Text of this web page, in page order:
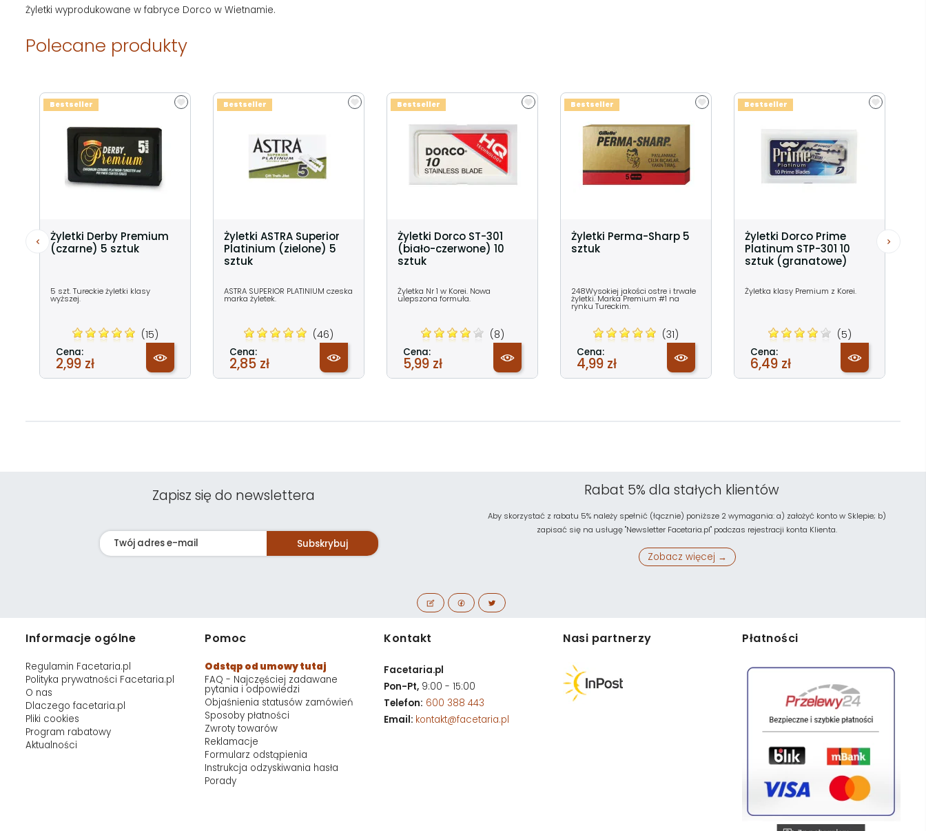
Żyletki wyprodukowane w fabryce Dorco w Wietnamie.
Polecane produkty
Żyletki Derby Premium
(czarne) 5 sztuk
5 szt. Tureckie żyletki klasy
wyższej.
(15)
Cena:
2,99 zł
Bestseller
Żyletki ASTRA Superior
Platinium (zielone) 5
sztuk
ASTRA SUPERIOR PLATINIUM czeska
marka żyletek.
(46)
Cena:
2,85 zł
Bestseller
Żyletki Dorco ST-301
(biało-czerwone) 10
sztuk
Żyletka Nr 1 w Korei. Nowa
ulepszona formuła.
(8)
Cena:
5,99 zł
Bestseller
Żyletki Perma-Sharp 5
sztuk
248Wysokiej jakości ostre i trwałe
żyletki. Marka Premium #1 na
rynku Tureckim.
(31)
Cena:
4,99 zł
Bestseller
Żyletki Dorco Prime
Platinum STP-301 10
sztuk (granatowe)
Żyletka klasy Premium z Korei.
(5)
Cena:
6,49 zł
Bestseller
Zapisz się do newslettera
Subskrybuj
Rabat 5% dla stałych klientów
Aby skorzystać z rabatu 5% należy spełnić (łącznie) poniższe 2 wymagania: a) założyć konto w Sklepie; b)
zapisać się na usługę "Newsletter Facetaria.pl" podczas rejestracji konta Klienta.
Zobacz więcej →
Informacje ogólne
Regulamin Facetaria.pl
Polityka prywatności Facetaria.pl
O nas
Dlaczego facetaria.pl
Pliki cookies
Program rabatowy
Aktualności
Pomoc
Odstąp od umowy tutaj
FAQ - Najczęściej zadawane
pytania i odpowiedzi
Objaśnienia statusów zamówień
Sposoby płatności
Zwroty towarów
Reklamacje
Formularz odstąpienia
Instrukcja odzyskiwania hasła
Porady
Kontakt
Facetaria.pl
Pon-Pt, 9:00 - 15:00
Telefon: 600 388 443
Email: kontakt@facetaria.pl
Nasi partnerzy Płatności